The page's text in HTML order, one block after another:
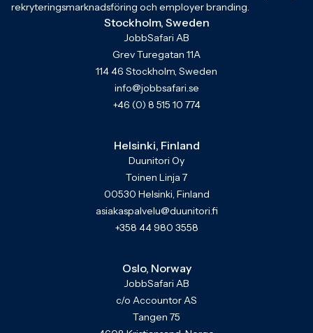
rekryteringsmarknadsföring och employer branding.
Stockholm, Sweden
JobbSafari AB
Grev Turegatan 11A
114 46 Stockholm, Sweden
info@jobbsafari.se
+46 (0) 8 515 10 774
Helsinki, Finland
Duunitori Oy
Toinen Linja 7
00530 Helsinki, Finland
asiakaspalvelu@duunitori.fi
+358 44 980 3558
Oslo, Norway
JobbSafari AB
c/o Accountor AS
Tangen 75